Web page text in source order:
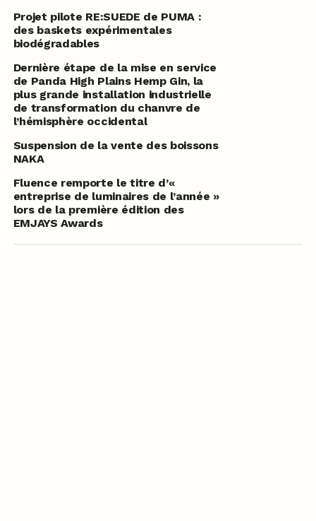
Projet pilote RE:SUEDE de PUMA :
des baskets expérimentales
biodégradables
Dernière étape de la mise en service
de Panda High Plains Hemp Gin, la
plus grande installation industrielle
de transformation du chanvre de
l’hémisphère occidental
Suspension de la vente des boissons
NAKA
Fluence remporte le titre d’«
entreprise de luminaires de l’année »
lors de la première édition des
EMJAYS Awards